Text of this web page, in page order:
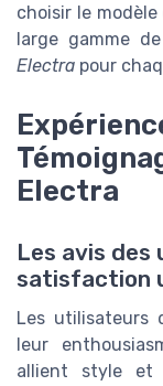
choisir le
large gamme
Electra pour
Electra
Les avis des
satisfaction
Les utilisateurs
leur
allient style et